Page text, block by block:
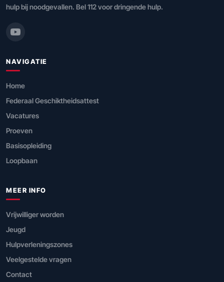
hulp bij noodgevallen. Bel 112 voor dringende hulp.
NAVIGATIE
Home
Federaal Geschiktheidsattest
Vacatures
Proeven
Basisopleiding
Loopbaan
MEER INFO
Vrijwilliger worden
Jeugd
Hulpverleningszones
Veelgestelde vragen
Contact